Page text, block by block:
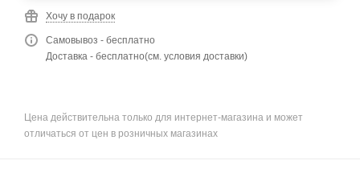
Хочу в подарок
Самовывоз - бесплатно
Доставка - бесплатно(см. условия доставки)
Цена действительна только для интернет-магазина и может
отличаться от цен в розничных магазинах